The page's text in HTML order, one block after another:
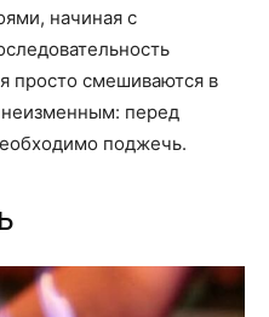
начиная с
просто смешиваются в
перед
поджечь.